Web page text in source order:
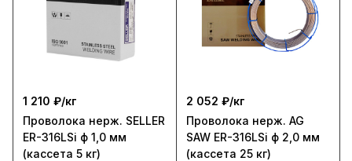
1 210 ₽/кг
Проволока нерж. SELLER
ER-316LSi ф 1,0 мм
(кассета 5 кг)
2 052 ₽/кг
Проволока нерж. AG
SAW ER-316LSi ф 2,0 мм
(кассета 25 кг)